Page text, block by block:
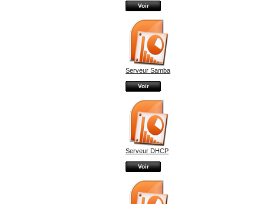
Voir
Serveur Samba
Voir
Serveur DHCP
Voir